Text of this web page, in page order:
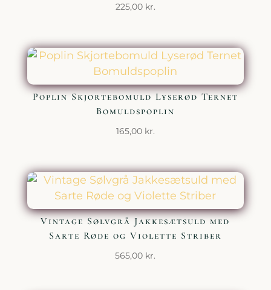
225,00 kr.
Poplin Skjortebomuld Lyserød Ternet
Bomuldspoplin
165,00 kr.
Vintage Sølvgrå Jakkesætsuld med
Sarte Røde og Violette Striber
565,00 kr.